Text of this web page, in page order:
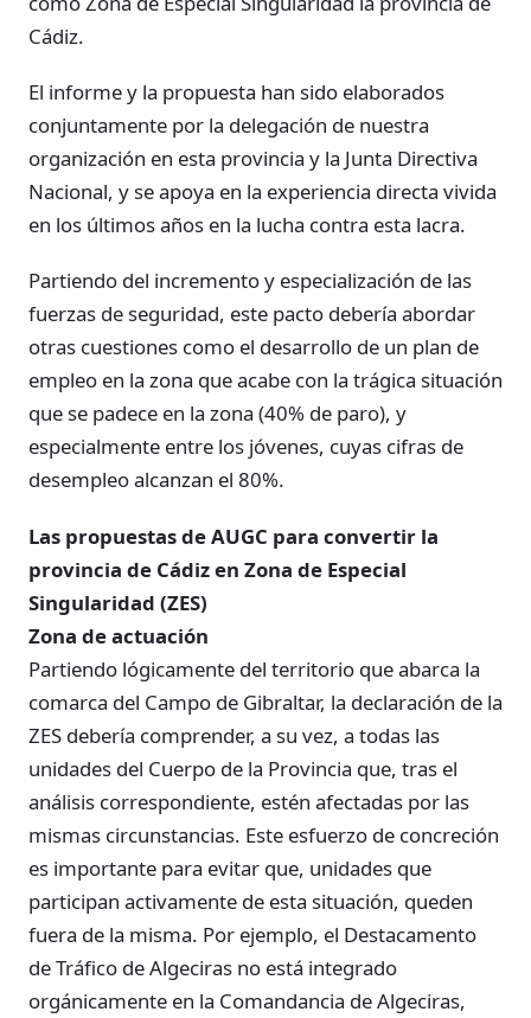
Cádiz.
El informe y la propuesta han sido elaborados
conjuntamente por la delegación de nuestra
organización en esta provincia y la Junta Directiva
Nacional, y se apoya en la experiencia directa vivida
en los últimos años en la lucha contra esta lacra.
Partiendo del incremento y especialización de las
fuerzas de seguridad, este pacto debería abordar
otras cuestiones como el desarrollo de un plan de
empleo en la zona que acabe con la trágica situación
que se padece en la zona (40% de paro), y
especialmente entre los jóvenes, cuyas cifras de
desempleo alcanzan el 80%.
Las propuestas de AUGC para convertir la
provincia de Cádiz en Zona de Especial
Singularidad (ZES)
Zona de actuación
Partiendo lógicamente del territorio que abarca la
comarca del Campo de Gibraltar, la declaración de la
ZES debería comprender, a su vez, a todas las
unidades del Cuerpo de la Provincia que, tras el
análisis correspondiente, estén afectadas por las
mismas circunstancias. Este esfuerzo de concreción
es importante para evitar que, unidades que
participan activamente de esta situación, queden
fuera de la misma. Por ejemplo, el Destacamento
de Tráfico de Algeciras no está integrado
orgánicamente en la Comandancia de Algeciras,